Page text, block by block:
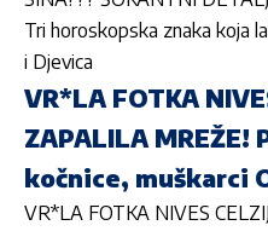
Tri horoskopska znaka koja
i Djevica
VR*LA FOTKA
ZAPALILA
kočnice, muškarci
VR*LA FOTKA NIVES